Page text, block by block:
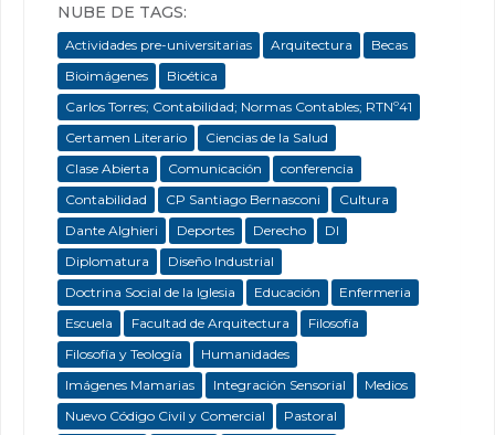
NUBE DE TAGS:
Actividades pre-universitarias Arquitectura
Becas
Bioimágenes
Bioética
Carlos Torres; Contabilidad; Normas Contables; RTNº41
Certamen Literario
Ciencias de la Salud
Clase Abierta
Comunicación
conferencia
Contabilidad
CP Santiago Bernasconi
Cultura
Dante Alghieri
Deportes Derecho
DI
Diplomatura
Diseño Industrial
Doctrina Social de la Iglesia
Educación
Enfermeria
Escuela
Facultad de Arquitectura
Filosofía
Filosofía y Teología
Humanidades
Imágenes Mamarias
Integración Sensorial
Medios
Nuevo Código Civil y Comercial
Pastoral